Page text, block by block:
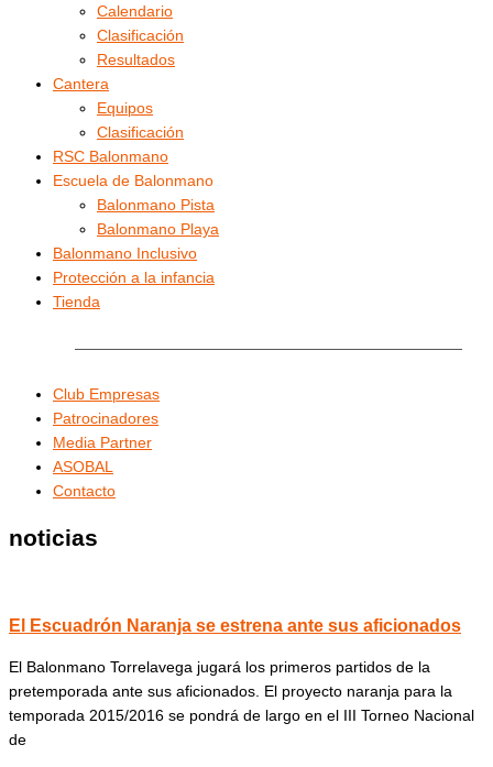
Calendario
Clasificación
Resultados
Cantera
Equipos
Clasificación
RSC Balonmano
Escuela de Balonmano
Balonmano Pista
Balonmano Playa
Balonmano Inclusivo
Protección a la infancia
Tienda
Club Empresas
Patrocinadores
Media Partner
ASOBAL
Contacto
noticias
El Escuadrón Naranja se estrena ante sus aficionados
El Balonmano Torrelavega jugará los primeros partidos de la
pretemporada ante sus aficionados. El proyecto naranja para la
temporada 2015/2016 se pondrá de largo en el III Torneo Nacional
de